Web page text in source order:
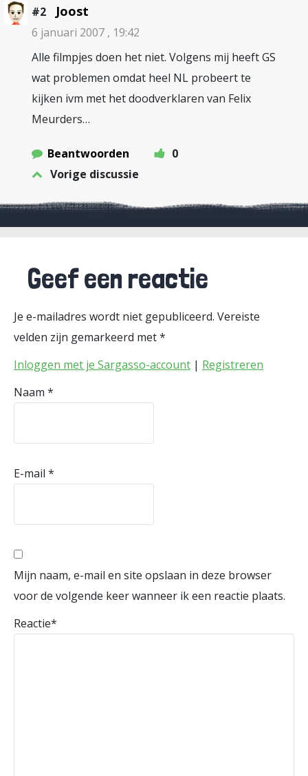
#2 Joost
6 januari 2007 , 19:42
Alle filmpjes doen het niet. Volgens mij heeft GS
wat problemen omdat heel NL probeert te
kijken ivm met het doodverklaren van Felix
Meurders…
Beantwoorden
0
Vorige discussie
Geef een reactie
Je e-mailadres wordt niet gepubliceerd. Vereiste
velden zijn gemarkeerd met*
Inloggen met je Sargasso-account | Registreren
Naam *
E-mail *
Mijn naam, e-mail en site opslaan in deze browser
voor de volgende keer wanneer ik een reactie plaats.
Reactie*